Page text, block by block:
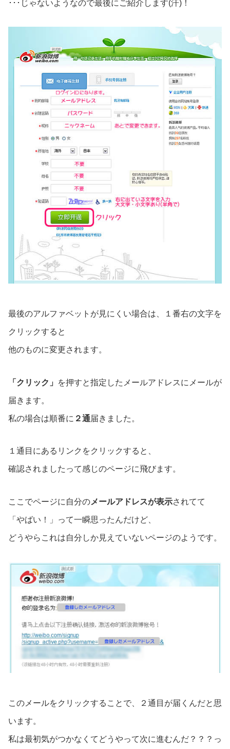
･･･じゃないようなので最後にご紹介します(汗)！
最後のアルファベットが見にくい場合は、１番右の文字を
クリックすると
他のものに変更されます。
「クリック」 を押すと指定したメールアドレスにメールが
届きます。
私の場合は順番に ２通届きました。
１通目にあるリンクをクリックすると、
確認されましたって感じのページに飛びます。
ここでページに自分のメールアドレスが表示されてて
「やばい！」って一瞬思ったんだけど、
どうやらこれは自分しか見えていないページのようです。
このメールをクリックすることで、２通目が届くんだと思
います。
私は最初気がつかなくてどうやって次に進むんだ？？？っ